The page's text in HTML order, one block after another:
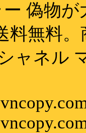
偽物
料無料
ャネル